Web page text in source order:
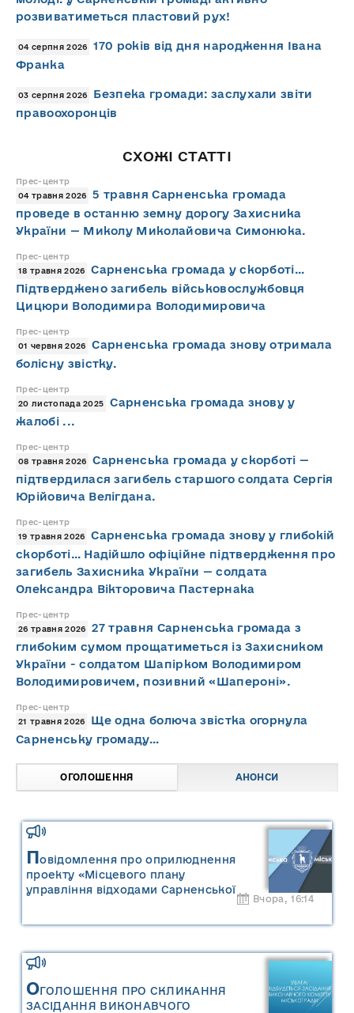
розвиватиметься пластовий рух!
04 серпня 2026
170 років від дня народження Івана
Франка
03 серпня 2026
Безпека громади: заслухали звіти
правоохоронців
СХОЖІ СТАТТІ
Прес-центр
04 травня 2026
5 травня Сарненська громада
проведе в останню земну дорогу Захисника
України — Миколу Миколайовича Симонюка.
Прес-центр
18 травня 2026
Сарненська громада у скорботі…
Підтверджено загибель військовослужбовця
Цицюри Володимира Володимировича
Прес-центр
01 червня 2026
Сарненська громада знову отримала
болісну звістку.
Прес-центр
20 листопада 2025
Сарненська громада знову у
жалобі ...
Прес-центр
08 травня 2026
Сарненська громада у скорботі —
підтвердилася загибель старшого солдата Сергія
Юрійовича Велігдана.
Прес-центр
19 травня 2026
Сарненська громада знову у глибокій
скорботі… Надійшло офіційне підтвердження про
загибель Захисника України — солдата
Олександра Вікторовича Пастернака
Прес-центр
26 травня 2026
27 травня Сарненська громада з
глибоким сумом прощатиметься із Захисником
України - солдатом Шапірком Володимиром
Володимировичем, позивний «Шапероні».
Прес-центр
21 травня 2026
Ще одна болюча звістка огорнула
Сарненську громаду…
ОГОЛОШЕННЯ АНОНСИ
Повідомлення про оприлюднення
проекту «Місцевого плану
управління відходами Сарненської
міської територіальної громади» та
управління відходами Сарненської
міської територіальної громади»
Вчора, 16:14
ОГОЛОШЕННЯ ПРО СКЛИКАННЯ
ЗАСІДАННЯ ВИКОНАВЧОГО